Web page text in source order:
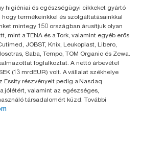
higiéniai és egészségügyi cikkeket gyártó
termékeinkkel és szolgáltatásainkkal
mintegy 150 országban árusítjuk olyan
mint a TENA és a Tork, valamint egyéb erős
JOBST, Knix, Leukoplast, Libero,
Saba, Tempo, TOM Organic és Zewa.
foglalkoztat. A nettó árbevétel
(13 mrdEUR) volt. A vállalat székhelye
Essity részvényeit pedig a Nasdaq
jólétért, valamint az egészséges,
társadalomért küzd. További